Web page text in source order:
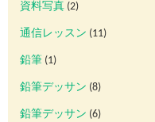
資料写真 (2)
通信レッスン (11)
鉛筆 (1)
鉛筆デッサン (8)
鉛筆デッサン (6)